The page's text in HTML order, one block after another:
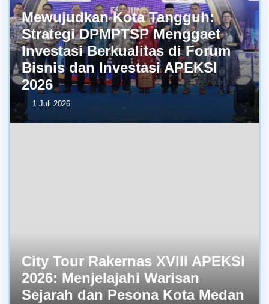
Mewujudkan Kota Tangguh:
Strategi DPMPTSP Menggaet
Investasi Berkualitas di Forum
Bisnis dan Investasi APEKSI
2026
1 Juli 2026
City Tour Rakernas XVIII APEKSI
2026: Menjelajahi Warisan
Sejarah dan Pesona Kota Medan